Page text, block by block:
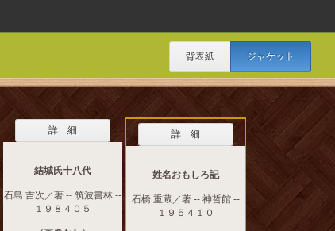
背表紙 ジャケット
詳 細
結城氏十八代
石島 吉次／著 -- 筑波書林 --
１９８４０５
詳 細
姓名おもしろ記
石橋 重蔵／著 -- 神哲館 --
１９５４１０